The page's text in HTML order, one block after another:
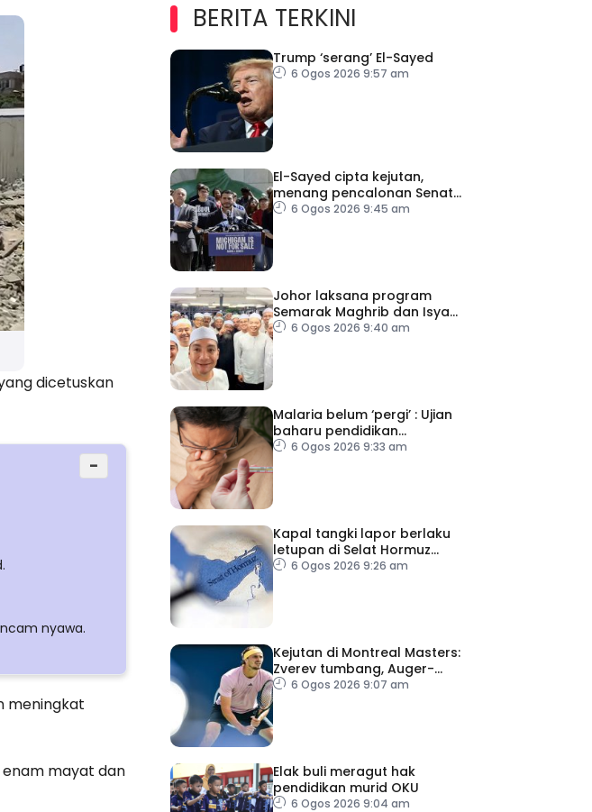
dicetuskan
−
nyawa.
meningkat
enam mayat dan
BERITA TERKINI
Trump ‘serang’ El-Sayed
6 Ogos 2026 9:57 am
El-Sayed cipta kejutan,
menang pencalonan Senat
AS di Michigan
6 Ogos 2026 9:45 am
Johor laksana program
Semarak Maghrib dan Isyak
perkasa solat berjemaah
6 Ogos 2026 9:40 am
Malaria belum ‘pergi’ : Ujian
baharu pendidikan
perubatan dan sistem
6 Ogos 2026 9:33 am
Kapal tangki lapor berlaku
letupan di Selat Hormuz
ketika Iran-Oman berunding
6 Ogos 2026 9:26 am
Kejutan di Montreal Masters:
Zverev tumbang, Auger-
Aliasime tarik diri
6 Ogos 2026 9:07 am
Elak buli meragut hak
pendidikan murid OKU
6 Ogos 2026 9:04 am